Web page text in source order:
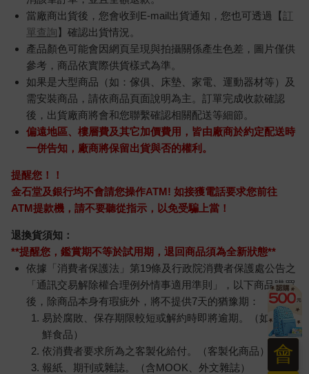
當廠商出貨後，您會收到E-mail出貨通知，您也可透過【訂
單查詢】確認出貨情況。
產品顏色可能會因網頁呈現與拍攝關係產生色差，圖片僅供
參考，商品依實際供貨樣式為準。
如果是大型商品（如：傢俱、床墊、家電、運動器材等）及
需安裝商品，請依商品頁面說明為主。訂單完成收款確認
後，出貨廠商將會和您聯繫確認相關配送等細節。
偏遠地區、樓層費及其它加價費用，皆由廠商於約定配送時
一併告知，廠商將保留出貨與否的權利。
提醒您！！
金石堂及銀行均不會請您操作ATM! 如接獲電話要求您前往
ATM提款機，請不要聽從指示，以免受騙上當！
退換貨須知：
**提醒您，鑑賞期不等於試用期，退回商品須為全新狀態**
依據「消費者保護法」第19條及行政院消費者保護處公告之
「通訊交易解除權合理例外情事適用準則」，以下商品購買
後，除商品本身有瑕疵外，將不提供7天的猶豫期：
易於腐敗、保存期限較短或解約時即將逾期。（如：生
鮮食品）
依消費者要求所為之客製化給付。（客製化商品）
報紙、期刊或雜誌。（含MOOK、外文雜誌）
會